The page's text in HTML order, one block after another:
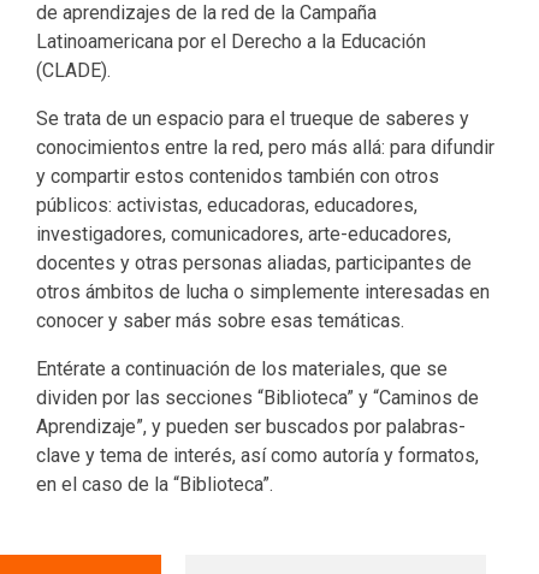
de aprendizajes de la red de la Campaña
Latinoamericana por el Derecho a la Educación
(CLADE).
Se trata de un espacio para el trueque de saberes y
conocimientos entre la red, pero más allá: para difundir
y compartir estos contenidos también con otros
públicos: activistas, educadoras, educadores,
investigadores, comunicadores, arte-educadores,
docentes y otras personas aliadas, participantes de
otros ámbitos de lucha o simplemente interesadas en
conocer y saber más sobre esas temáticas.
Entérate a continuación de los materiales, que se
dividen por las secciones “Biblioteca” y “Caminos de
Aprendizaje”, y pueden ser buscados por palabras-
clave y tema de interés, así como autoría y formatos,
en el caso de la “Biblioteca”.